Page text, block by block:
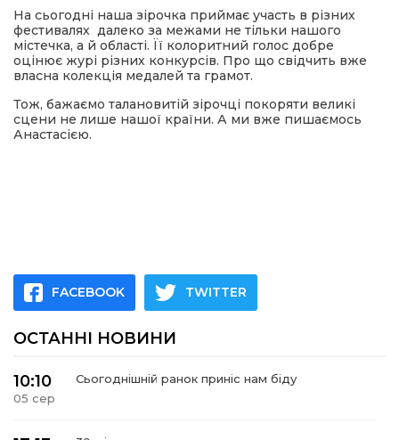
На сьогодні наша зірочка приймає участь в різних
фестивалях далеко за межами не тільки нашого
містечка, а й області. Її колоритний голос добре
оцінює журі різних конкурсів. Про що свідчить вже
власна колекція медалей та грамот.
Тож, бажаємо талановитій зірочці покоряти великі
сцени не лише нашої країни. А ми вже пишаємось
Анастасією.
FACEBOOK TWITTER
ОСТАННІ НОВИНИ
10:10
05 сер
Сьогоднішній ранок приніс нам біду